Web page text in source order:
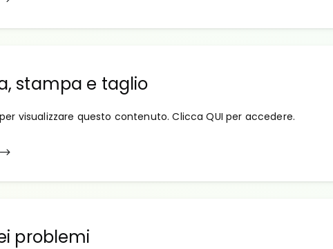
stampa e taglio
visualizzare questo contenuto. Clicca QUI per accedere.
problemi